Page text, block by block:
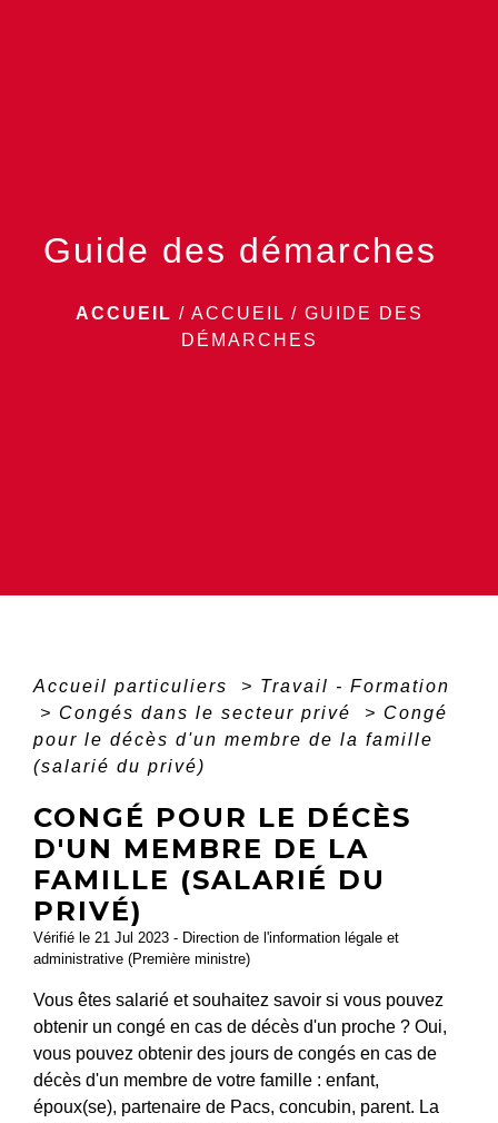
Guide des démarches
ACCUEIL / ACCUEIL / GUIDE DES
DÉMARCHES
Accueil particuliers > Travail - Formation
> Congés dans le secteur privé > Congé
pour le décès d'un membre de la famille
(salarié du privé)
CONGÉ POUR LE DÉCÈS
D'UN MEMBRE DE LA
FAMILLE (SALARIÉ DU
PRIVÉ)
Vérifié le 21 Jul 2023 - Direction de l'information légale et
administrative (Première ministre)
Vous êtes salarié et souhaitez savoir si vous pouvez
obtenir un congé en cas de décès d'un proche ? Oui,
vous pouvez obtenir des jours de congés en cas de
décès d'un membre de votre famille : enfant,
époux(se), partenaire de Pacs, concubin, parent. La